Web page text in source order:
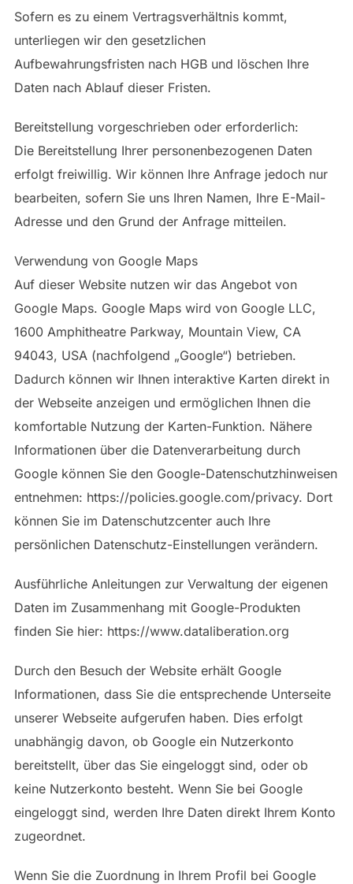
Sofern es zu einem Vertragsverhältnis kommt,
unterliegen wir den gesetzlichen
Aufbewahrungsfristen nach HGB und löschen Ihre
Daten nach Ablauf dieser Fristen.
Bereitstellung vorgeschrieben oder erforderlich:
Die Bereitstellung Ihrer personenbezogenen Daten
erfolgt freiwillig. Wir können Ihre Anfrage jedoch nur
bearbeiten, sofern Sie uns Ihren Namen, Ihre E-Mail-
Adresse und den Grund der Anfrage mitteilen.
Verwendung von Google Maps
Auf dieser Website nutzen wir das Angebot von
Google Maps. Google Maps wird von Google LLC,
1600 Amphitheatre Parkway, Mountain View, CA
94043, USA (nachfolgend „Google“) betrieben.
Dadurch können wir Ihnen interaktive Karten direkt in
der Webseite anzeigen und ermöglichen Ihnen die
komfortable Nutzung der Karten-Funktion. Nähere
Informationen über die Datenverarbeitung durch
Google können Sie den Google-Datenschutzhinweisen
entnehmen: https://policies.google.com/privacy. Dort
können Sie im Datenschutzcenter auch Ihre
persönlichen Datenschutz-Einstellungen verändern.
Ausführliche Anleitungen zur Verwaltung der eigenen
Daten im Zusammenhang mit Google-Produkten
finden Sie hier: https://www.dataliberation.org
Durch den Besuch der Website erhält Google
Informationen, dass Sie die entsprechende Unterseite
unserer Webseite aufgerufen haben. Dies erfolgt
unabhängig davon, ob Google ein Nutzerkonto
bereitstellt, über das Sie eingeloggt sind, oder ob
keine Nutzerkonto besteht. Wenn Sie bei Google
eingeloggt sind, werden Ihre Daten direkt Ihrem Konto
zugeordnet.
Wenn Sie die Zuordnung in Ihrem Profil bei Google